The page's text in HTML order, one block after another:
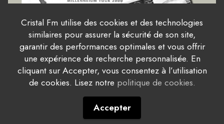
Cristal Fm utilise des cookies et des technologies
similaires pour assurer la sécurité de son site,
garantir des performances optimales et vous offrir
une expérience de recherche personnalisée. En
cliquant sur Accepter, vous consentez à l’utilisation
de cookies. Lisez notre politique de cookies.
Accepter